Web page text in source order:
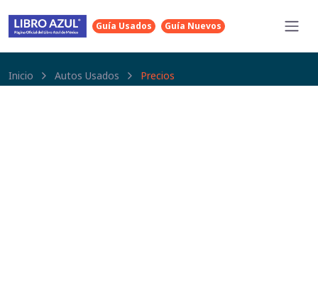
Guía Usados Guía Nuevos
Inicio Autos Usados Precios